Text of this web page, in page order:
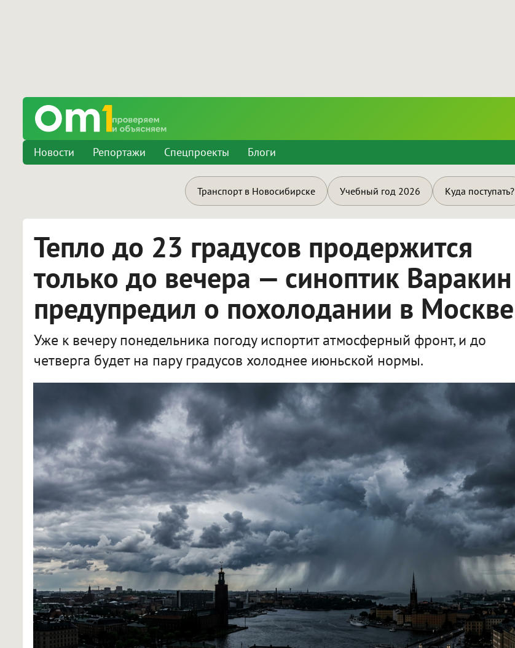
Новости Репортажи Спецпроекты Блоги
Транспорт в Новосибирске Учебный год 2026 Куда поступать?
Тепло до 23 градусов продержится
только до вечера — синоптик Варакин
предупредил о похолодании в Москве
Уже к вечеру понедельника погоду испортит атмосферный фронт, и до
четверга будет на пару градусов холоднее июньской нормы.